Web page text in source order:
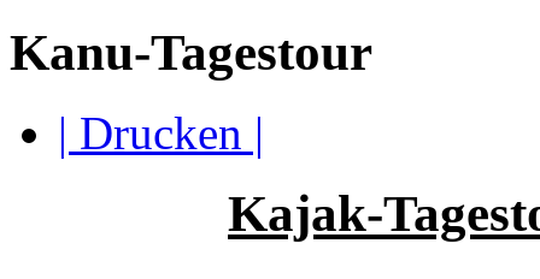
Kanu-Tagestour
| Drucken |
Kajak-